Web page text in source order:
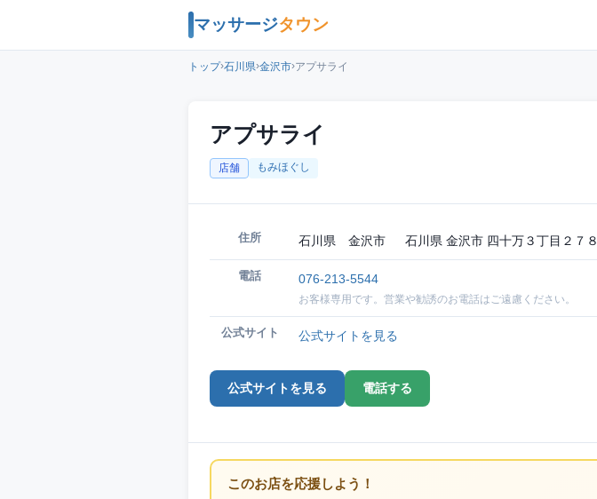
マッサージタウン
トップ›石川県›金沢市›アプサライ
アプサライ
店舗 もみほぐし
住所 石川県 金沢市 石川県 金沢市 四十万３丁目２７８
電話 076-213-5544
お客様専用です。営業や勧誘のお電話はご遠慮ください。
公式サイト 公式サイトを見る
公式サイトを見る 電話する
このお店を応援しよう！